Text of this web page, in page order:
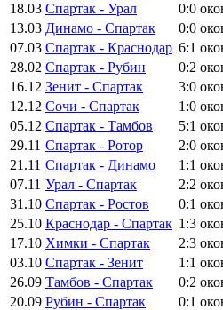
18.03 Спартак - Урал 0:0
13.03 Динамо - Спартак 0:0
07.03 Спартак - Краснодар 6:1
28.02 Спартак - Рубин 0:2
16.12 Зенит - Спартак 3:0
12.12 Сочи - Спартак 1:0
05.12 Спартак - Тамбов 5:1
29.11 Спартак - Ротор 2:0
21.11 Спартак - Динамо 1:1
07.11 Урал - Спартак 2:2
31.10 Спартак - Ростов 0:1
25.10 Краснодар - Спартак 1:3
17.10 Химки - Спартак 2:3
03.10 Спартак - Зенит 1:1
26.09 Тамбов - Спартак 0:2
20.09 Рубин - Спартак 0:1